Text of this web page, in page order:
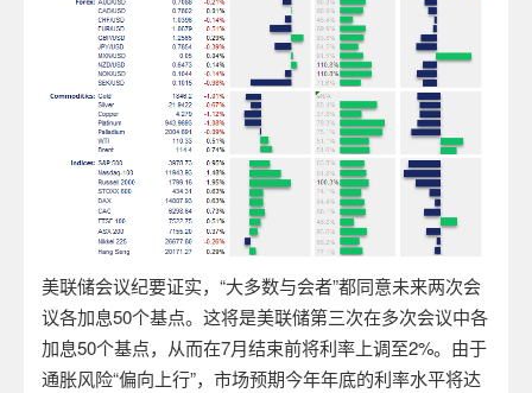
美联储会议纪要证实，“大多数与会者”都同意未来两次会
议各加息50个基点。这将是美联储第三次在多次会议中各
加息50个基点，从而在7月结束前将利率上调至2%。由于
通胀风险“偏向上行”，市场预期今年年底的利率水平将达